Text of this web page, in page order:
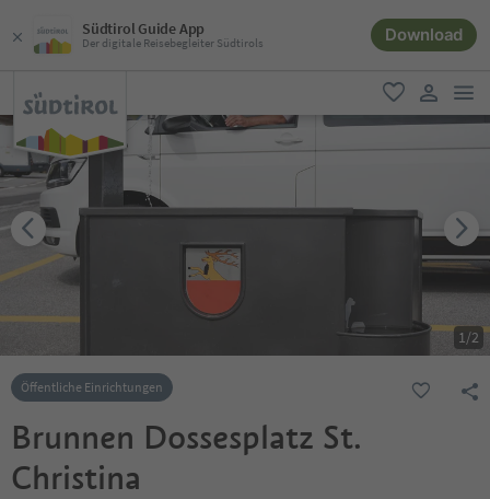
Südtirol Guide App
Der digitale Reisebegleiter Südtirols Download
favorit
user link
1/2
Öffentliche Einrichtungen
Brunnen Dossesplatz St.
Christina